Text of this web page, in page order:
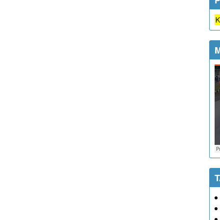
Semua jenis pelayanan di